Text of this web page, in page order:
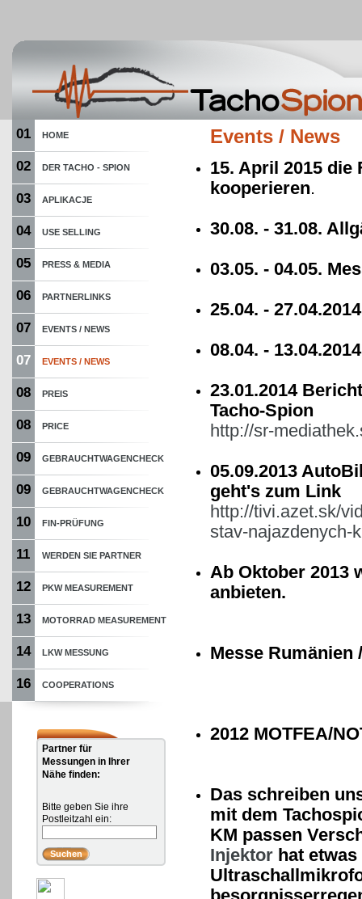
01 HOME
02 DER TACHO - SPION
03 APLIKACJE
04 USE SELLING
05 PRESS & MEDIA
06 PARTNERLINKS
07 EVENTS / NEWS
07 EVENTS / NEWS
08 PREIS
08 PRICE
09 GEBRAUCHTWAGENCHECK
09 GEBRAUCHTWAGENCHECK
10 FIN-PRÜFUNG
11 WERDEN SIE PARTNER
12 PKW MEASUREMENT
13 MOTORRAD MEASUREMENT
14 LKW MESSUNG
16 COOPERATIONS
Partner für
Messungen in Ihrer
Nähe finden:
Bitte geben Sie ihre
Postleitzahl ein:
Events / News
15. April 2015 die
kooperieren.
30.08. - 31.08.
03.05. - 04.05.
25.04. -
08.04. -
23.01.2014
Tacho-Spion
http://sr-
05.09.2013
geht's zum Link
http://tivi.azet.sk/
stav-najazdenych-
Ab Oktober 2013
anbieten.
Messe Rumänien
2012 MOTFEA/
Das schreiben
mit dem
KM passen
Injektor hat